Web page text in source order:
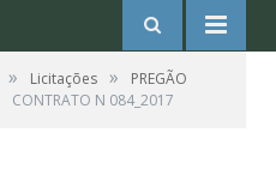
» Licitações »
PREGÃO
CONTRATO N 084_2017